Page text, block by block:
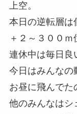
上空。
本日の逆転層は
＋２～３００ｍ
連休中は毎日良
今日はみんなの
お昼に飛んでた
他のみんなはシ